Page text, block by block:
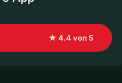
★ 4.4 von 5